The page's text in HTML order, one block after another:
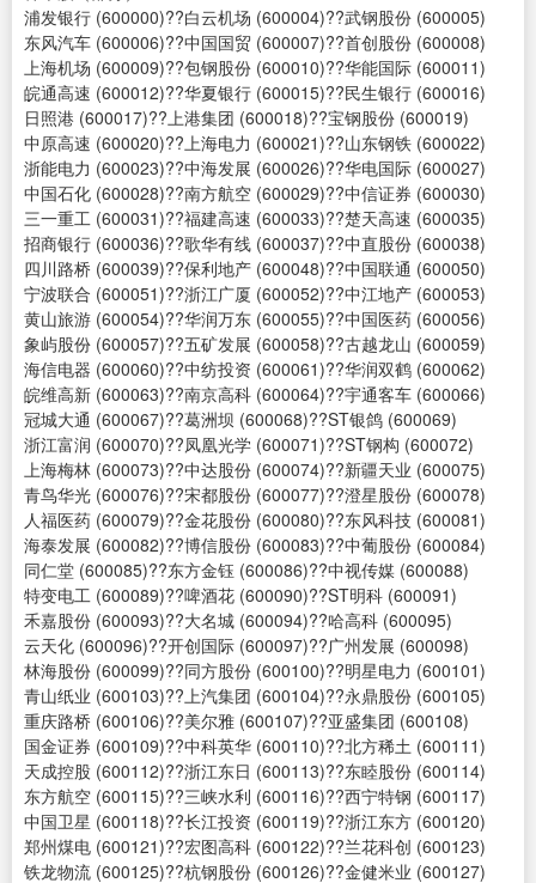
浦发银行 (600000)??白云机场 (600004)??武钢股份 (600005)
东风汽车 (600006)??中国国贸 (600007)??首创股份 (600008)
上海机场 (600009)??包钢股份 (600010)??华能国际 (600011)
皖通高速 (600012)??华夏银行 (600015)??民生银行 (600016)
日照港 (600017)??上港集团 (600018)??宝钢股份 (600019)
中原高速 (600020)??上海电力 (600021)??山东钢铁 (600022)
浙能电力 (600023)??中海发展 (600026)??华电国际 (600027)
中国石化 (600028)??南方航空 (600029)??中信证券 (600030)
三一重工 (600031)??福建高速 (600033)??楚天高速 (600035)
招商银行 (600036)??歌华有线 (600037)??中直股份 (600038)
四川路桥 (600039)??保利地产 (600048)??中国联通 (600050)
宁波联合 (600051)??浙江广厦 (600052)??中江地产 (600053)
黄山旅游 (600054)??华润万东 (600055)??中国医药 (600056)
象屿股份 (600057)??五矿发展 (600058)??古越龙山 (600059)
海信电器 (600060)??中纺投资 (600061)??华润双鹤 (600062)
皖维高新 (600063)??南京高科 (600064)??宇通客车 (600066)
冠城大通 (600067)??葛洲坝 (600068)??ST银鸽 (600069)
浙江富润 (600070)??凤凰光学 (600071)??ST钢构 (600072)
上海梅林 (600073)??中达股份 (600074)??新疆天业 (600075)
青鸟华光 (600076)??宋都股份 (600077)??澄星股份 (600078)
人福医药 (600079)??金花股份 (600080)??东风科技 (600081)
海泰发展 (600082)??博信股份 (600083)??中葡股份 (600084)
同仁堂 (600085)??东方金钰 (600086)??中视传媒 (600088)
特变电工 (600089)??啤酒花 (600090)??ST明科 (600091)
禾嘉股份 (600093)??大名城 (600094)??哈高科 (600095)
云天化 (600096)??开创国际 (600097)??广州发展 (600098)
林海股份 (600099)??同方股份 (600100)??明星电力 (600101)
青山纸业 (600103)??上汽集团 (600104)??永鼎股份 (600105)
重庆路桥 (600106)??美尔雅 (600107)??亚盛集团 (600108)
国金证券 (600109)??中科英华 (600110)??北方稀土 (600111)
天成控股 (600112)??浙江东日 (600113)??东睦股份 (600114)
东方航空 (600115)??三峡水利 (600116)??西宁特钢 (600117)
中国卫星 (600118)??长江投资 (600119)??浙江东方 (600120)
郑州煤电 (600121)??宏图高科 (600122)??兰花科创 (600123)
铁龙物流 (600125)??杭钢股份 (600126)??金健米业 (600127)